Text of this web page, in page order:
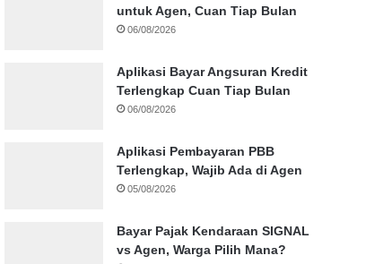
untuk Agen, Cuan Tiap Bulan
06/08/2026
Aplikasi Bayar Angsuran Kredit
Terlengkap Cuan Tiap Bulan
06/08/2026
Aplikasi Pembayaran PBB
Terlengkap, Wajib Ada di Agen
05/08/2026
Bayar Pajak Kendaraan SIGNAL
vs Agen, Warga Pilih Mana?